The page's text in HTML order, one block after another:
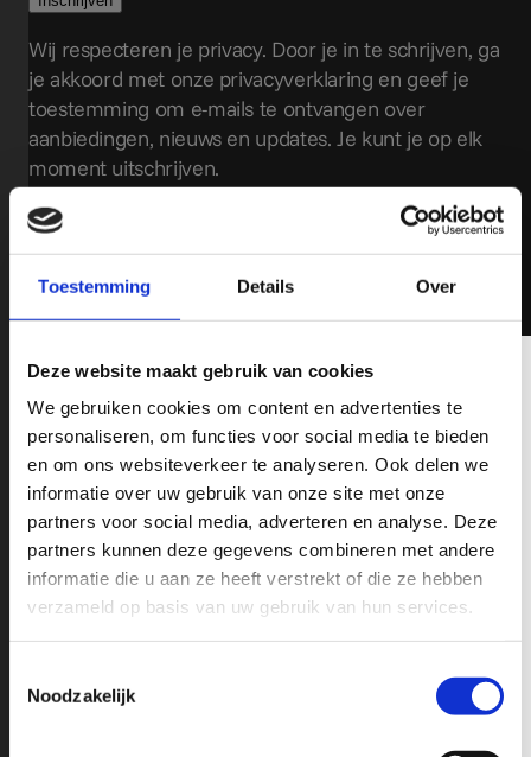
Toestemming Details Over
Deze website maakt gebruik van cookies
We gebruiken cookies om content en advertenties te
personaliseren, om functies voor social media te bieden
en om ons websiteverkeer te analyseren. Ook delen we
informatie over uw gebruik van onze site met onze
partners voor social media, adverteren en analyse. Deze
partners kunnen deze gegevens combineren met andere
informatie die u aan ze heeft verstrekt of die ze hebben
verzameld op basis van uw gebruik van hun services.
Noodzakelijk
Wij respecteren je privacy. Door je in te schrijven, ga
je akkoord met onze privacyverklaring en geef je
toestemming om e-mails te ontvangen over
aanbiedingen, nieuws en updates. Je kunt je op elk
moment uitschrijven.
Schrijf je hier in op onze Nieuwsbrief!
Wil jij op de hoogte blijven op o.a het gebied van Pick-Ups,
nieuwe modellen, fiscale tips en leuke acties? schrijf je in op
onze nieuwsbrief en mis nooit de recente ontwikkelingen op het
gebied van RAM, Chevrolet en GMC Pick-Up Trucks.